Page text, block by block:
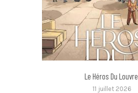
Le Héros Du Louvre
11 juillet 2026